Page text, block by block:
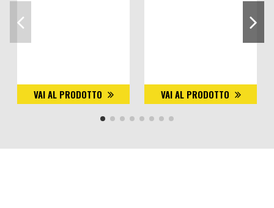
VAI AL PRODOTTO VAI AL PRODOTTO